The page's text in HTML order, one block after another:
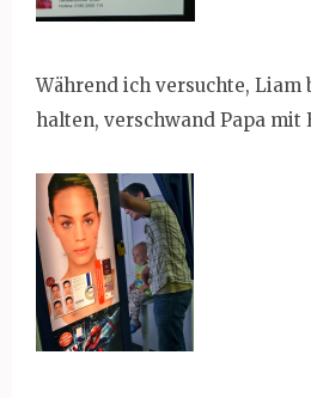
Während ich versuchte, Liam
halten, verschwand Papa mit